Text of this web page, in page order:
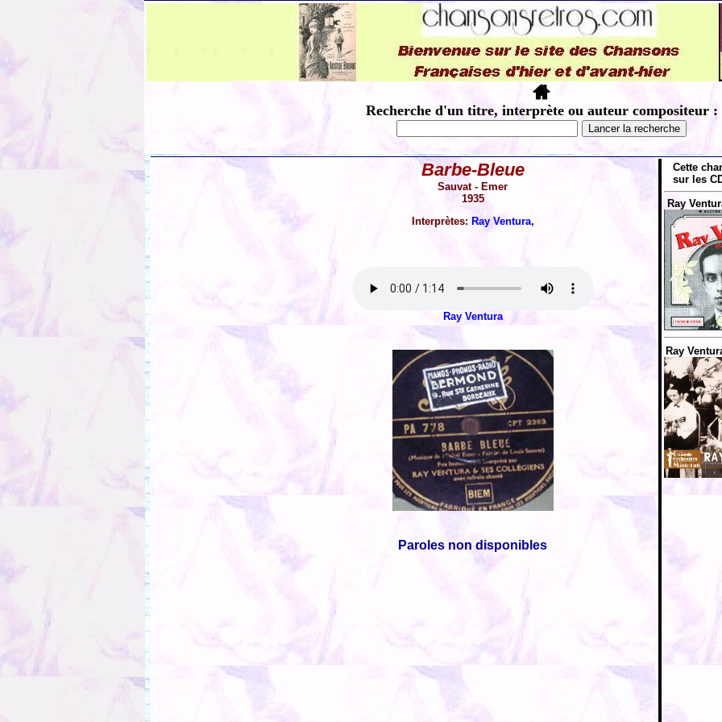
Recherche d'un titre, interprète ou auteur compositeur :
Barbe-Bleue
Sauvat - Emer
1935
Interprètes: Ray Ventura,
Ray Ventura
Paroles non disponibles
Cette
sur les
Ray
Ray